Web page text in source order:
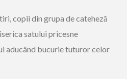
copii din grupa de cateheză
satului pricesne
aducând bucurie tuturor celor